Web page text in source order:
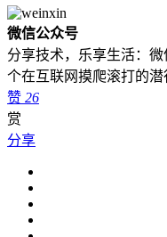
微信公众号
分享技术，乐享生活：
个在互联网摸爬滚打的潜
赞 26
赏
分享